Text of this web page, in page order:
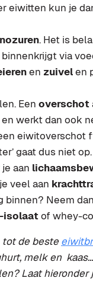
eiwitten kun je
. Het is
via
en zuivelen
Een overschot
werkt dan ook
eiwitoverschot
gaat dus niet op.
aan
veel aan
Neem
isolaatof whey-
tot de beste
melk en
Laat hieronder